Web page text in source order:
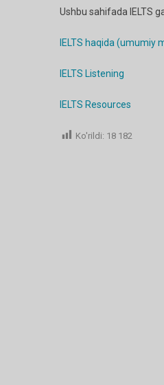
Ushbu sahifada IELTS
IELTS haqida (umumiy
IELTS Listening
IELTS Resources
Ko'rildi: 18 182